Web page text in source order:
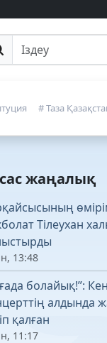
іздеу
# Таза
жаңалық
Тілеухан
13:48
болайық!”:
алдында
қалған
11:17